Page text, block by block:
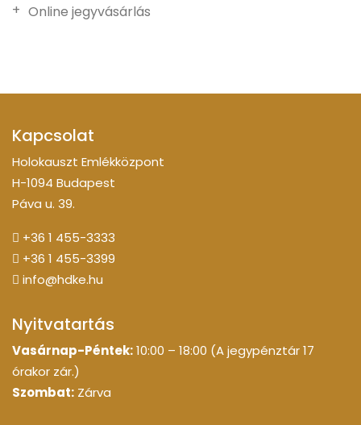
Online jegyvásárlás
Kapcsolat
Holokauszt Emlékközpont
H-1094 Budapest
Páva u. 39.
+36 1 455-3333
+36 1 455-3399
info@hdke.hu
Nyitvatartás
Vasárnap-Péntek:10:00 – 18:00 (A jegypénztár 17
órakor zár.)
Szombat: Zárva